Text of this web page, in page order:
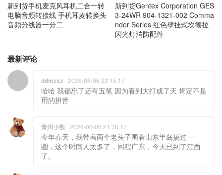
新到货手机麦克风耳机二合一转
电脑音频转接线 手机耳麦转换头
音频分线器一分二
新到货Gentex Corporation GES
3-24WR 904-1321-002 Comma
nder Series 红色壁挂式坎德拉
闪光灯消防配件
最新评论
ddmzxz 2026-08-06 22:15:17
哈哈 我都忘了还有五笔 因为看到大打成了天 肯定不是
用的拼音
青州小熊 2026-08-06 21:30:17
今年春天，我带着两个老头子围着山东半岛搞过一
圈，这个时间人太多了，回程广东，今天已到了江西
了。